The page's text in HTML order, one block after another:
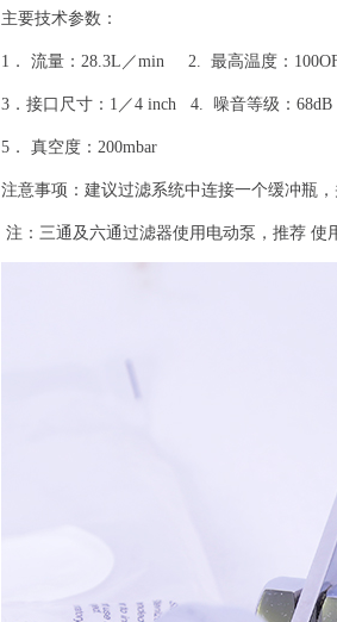
主要技术参数：
1 ． 流量： 28.3L ／min 2. 最高温度：
3．接口尺寸： 1 ／4 inch 4. 噪音等级： 68dB
5． 真空度： 200mbar
注意事项：建议过滤系统中连接一个缓冲瓶
注：三通及六通过滤器使用电动泵，推荐 使